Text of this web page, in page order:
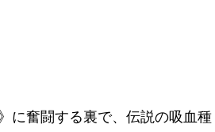
に奮闘する裏で、伝説の吸血